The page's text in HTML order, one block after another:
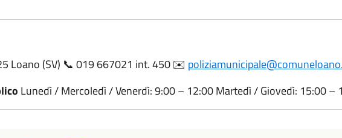
Loano (SV) 📞 019 667021 int. 450 ✉️
Lunedì / Mercoledì / Venerdì: 9:00 – 12:00 Martedì / Giovedì: 15:00 –